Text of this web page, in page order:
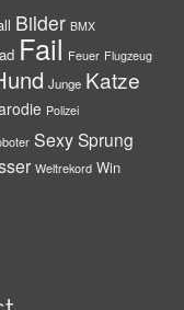
Bilder BMX
Fail Feuer Flugzeug
Junge Katze
Polizei
SexySprung
Weltrekord Win